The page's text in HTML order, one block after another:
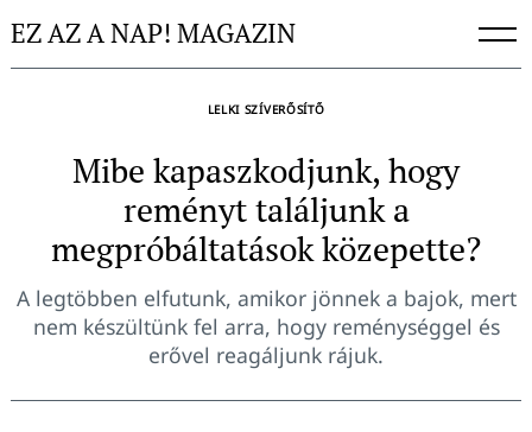
toEZ AZ A NAP! MAGAZIN
LELKI SZÍVERŐSÍTŐ
Mibe kapaszkodjunk, hogy
reményt találjunk a
megpróbáltatások közepette?
A legtöbben elfutunk, amikor jönnek a bajok, mert
nem készültünk fel arra, hogy reménységgel és
erővel reagáljunk rájuk.